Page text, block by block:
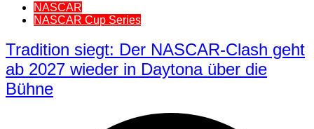
NASCAR
NASCAR Cup Series
Tradition siegt: Der NASCAR-Clash geht
ab 2027 wieder in Daytona über die
Bühne